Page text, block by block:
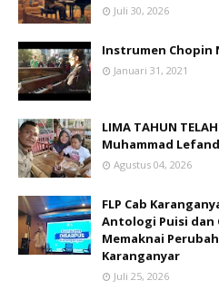
Juli 30, 2026
Instrumen Chopin
Januari 31, 2021
LIMA TAHUN
Muhammad Lefand
Agustus 04, 2026
FLP Cab
Antologi Puisi dan
Memaknai
Karanganyar
Juli 25, 2026